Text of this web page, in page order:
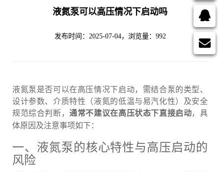
液氮泵可以高压情况下启动吗
发布时间：2025-07-04，浏览量：992
液氮泵是否可以在高压情况下启动，需结合泵的类型、
设计参数、介质特性（液氮的低温与易汽化性）及安全
规范综合判断，通常不建议在高压状态下直接启动，具
体原因及注意事项如下：
一、液氮泵的核心特性与高压启动的
风险